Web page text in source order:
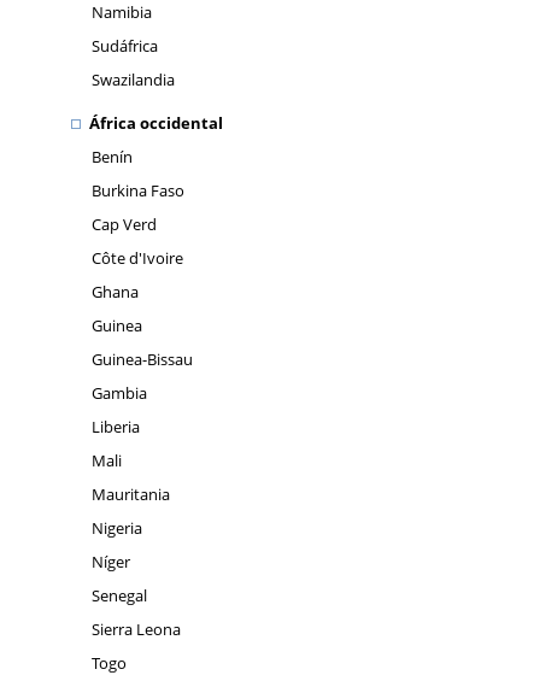
Namibia
Sudáfrica
Swazilandia
África occidental
Benín
Burkina Faso
Cap Verd
Côte d'Ivoire
Ghana
Guinea
Guinea-Bissau
Gambia
Liberia
Mali
Mauritania
Nigeria
Níger
Senegal
Sierra Leona
Togo